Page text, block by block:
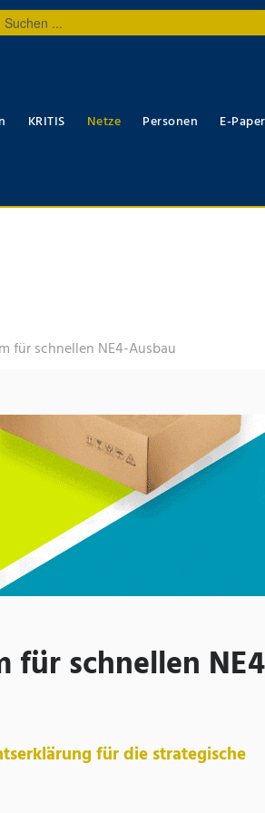
Suchen
KRITIS Netze Personen E-Paper
für schnellen NE4-Ausbau
für schnellen
für die strategische